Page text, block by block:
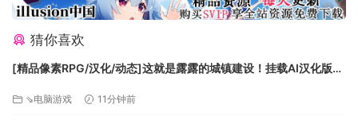
实力。同样的，随着游戏的进行，敌人也将会持续获得强化，
并且您的下一轮探索到底也会遇到何种敌人是无法预料的。值
卡牌来构建临时队伍，即使您没有获得的角色和卡牌，同样有
概率加入您的临时队伍中。
猜你喜欢
[精品像素RPG/汉化/动态]这就是露露的城镇建设！挂载AI汉化版
⇘电脑游戏 11分钟前